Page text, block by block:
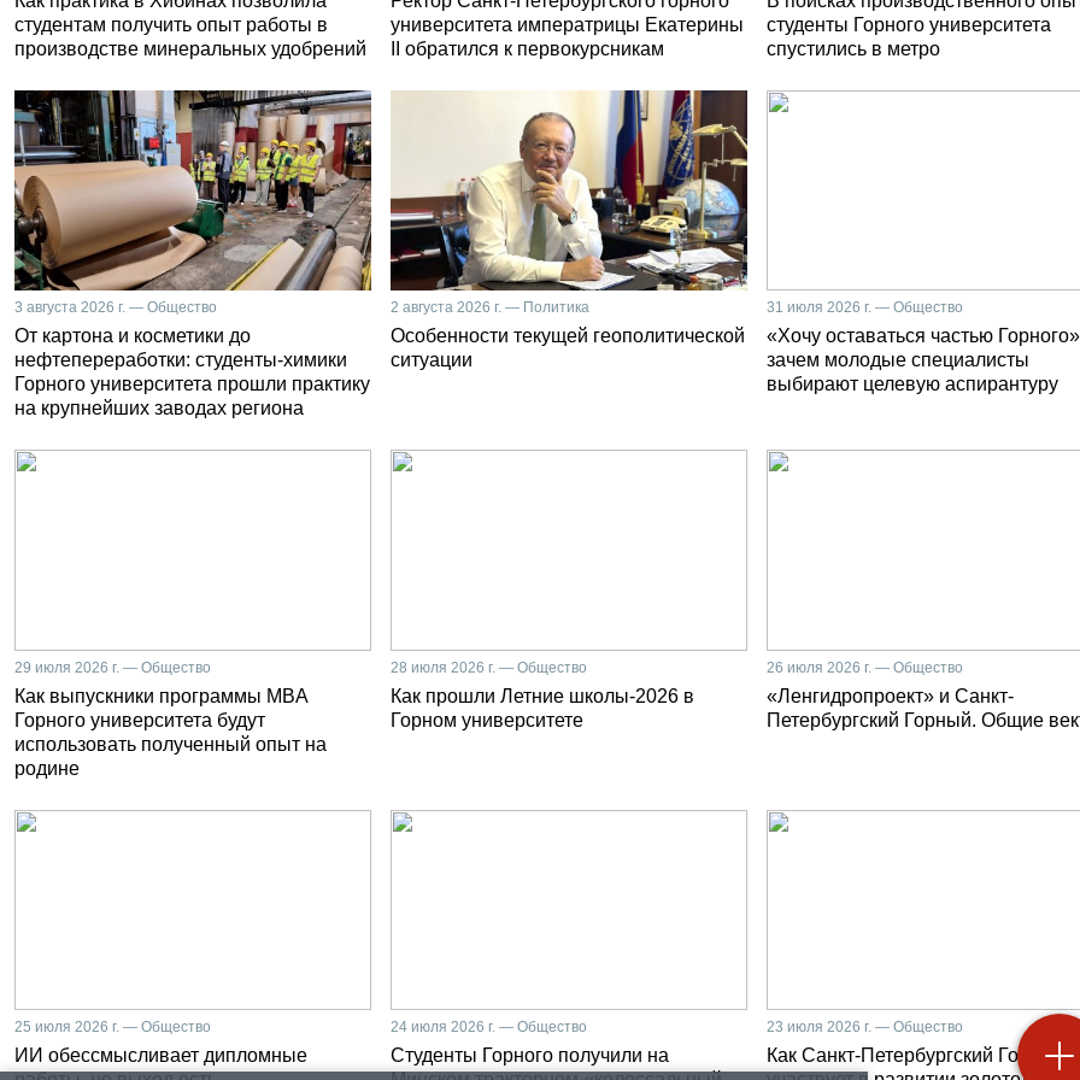
студентам получить опыт работы в
производстве минеральных удобрений
университета императрицы Екатерины
II обратился к первокурсникам
студенты Горного университета
спустились в метро
3 августа 2026 г. — Общество
От картона и косметики до
нефтепереработки: студенты-химики
Горного университета прошли практику
на крупнейших заводах региона
2 августа 2026 г. — Политика
Особенности текущей геополитической
ситуации
31 июля 2026 г. — Общество
«Хочу оставаться частью
зачем молодые специалисты
выбирают целевую аспирантуру
29 июля 2026 г. — Общество
Как выпускники программы MBA
Горного университета будут
использовать полученный опыт на
родине
28 июля 2026 г. — Общество
Как прошли Летние школы-2026 в
Горном университете
26 июля 2026 г. — Общество
«Ленгидропроект» и Санкт-
Петербургский Горный. Общие
25 июля 2026 г. — Общество
ИИ обессмысливает дипломные
24 июля 2026 г. — Общество
Студенты Горного получили на
23 июля 2026 г. — Общество
Как Санкт-Петербургский Горный